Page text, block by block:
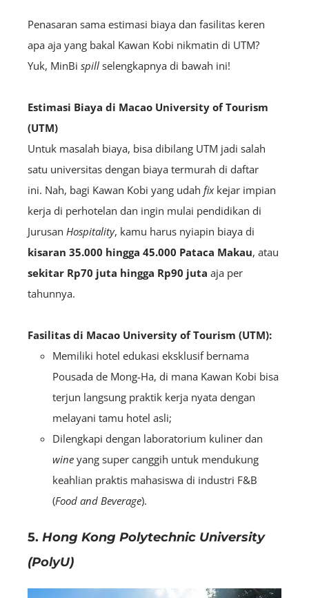
Penasaran sama estimasi biaya dan fasilitas keren
apa aja yang bakal Kawan Kobi nikmatin di UTM?
Yuk, MinBi spill selengkapnya di bawah ini!
Estimasi Biaya di Macao University of Tourism
(UTM)
Untuk masalah biaya, bisa dibilang UTM jadi salah
satu universitas dengan biaya termurah di daftar
ini. Nah, bagi Kawan Kobi yang udah fix kejar impian
kerja di perhotelan dan ingin mulai pendidikan di
Jurusan Hospitality, kamu harus nyiapin biaya di
kisaran 35.000 hingga 45.000 Pataca Makau, atau
sekitar Rp70 juta hingga Rp90 juta aja per
tahunnya.
Fasilitas di Macao University of Tourism (UTM):
Memiliki hotel edukasi eksklusif bernama
Pousada de Mong-Ha, di mana Kawan Kobi bisa
terjun langsung praktik kerja nyata dengan
melayani tamu hotel asli;
Dilengkapi dengan laboratorium kuliner dan
wine yang super canggih untuk mendukung
keahlian praktis mahasiswa di industri F&B
(Food and Beverage).
5. Hong Kong Polytechnic University
(PolyU)